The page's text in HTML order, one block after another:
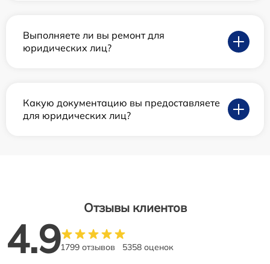
Выполняете ли вы ремонт для
юридических лиц?
Какую документацию вы предоставляете
для юридических лиц?
Отзывы клиентов
4.91799 отзывов 5358 оценок